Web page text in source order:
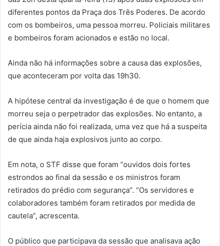
diferentes pontos da Praça dos Três Poderes. De acordo
com os bombeiros, uma pessoa morreu. Policiais militares
e bombeiros foram acionados e estão no local.
Ainda não há informações sobre a causa das explosões,
que aconteceram por volta das 19h30.
A hipótese central da investigação é de que o homem que
morreu seja o perpetrador das explosões. No entanto, a
perícia ainda não foi realizada, uma vez que há a suspeita
de que ainda haja explosivos junto ao corpo.
Em nota, o STF disse que foram “ouvidos dois fortes
estrondos ao final da sessão e os ministros foram
retirados do prédio com segurança”. “Os servidores e
colaboradores também foram retirados por medida de
cautela”, acrescenta.
O público que participava da sessão que analisava ação